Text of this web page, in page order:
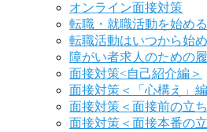
オンライン面接対策
転職・就職活動を始め
転職活動はいつから始
障がい者求人のための
面接対策<自己紹介編＞
面接対策＜「心構え」
面接対策＜面接前の立
面接対策＜面接本番の